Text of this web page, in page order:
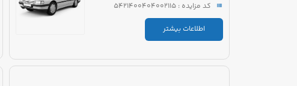
کد مزایده : 5421400404002115
اطلاعات بیشتر